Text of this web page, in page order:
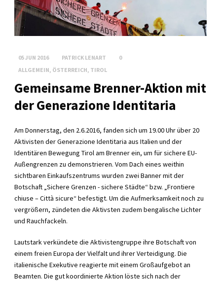
05 JUN 2016 PATRICK LENART
0
ALLGEMEIN ÖSTERREICH TIROL
Gemeinsame Brenner-Aktion mit
der Generazione Identitaria
Am Donnerstag, den 2.6.2016, fanden sich um 19.00 Uhr über 20
Aktivisten der Generazione Identitaria aus Italien und der
Identitären Bewegung Tirol am Brenner ein, um für sichere EU-
Außengrenzen zu demonstrieren. Vom Dach eines weithin
sichtbaren Einkaufszentrums wurden zwei Banner mit der
Botschaft „Sichere Grenzen - sichere Städte“ bzw. „Frontiere
chiuse – Città sicure“ befestigt. Um die Aufmerksamkeit noch zu
vergrößern, zündeten die Aktivsten zudem bengalische Lichter
und Rauchfackeln.
Lautstark verkündete die Aktivistengruppe ihre Botschaft von
einem freien Europa der Vielfalt und ihrer Verteidigung. Die
italienische Exekutive reagierte mit einem Großaufgebot an
Beamten. Die gut koordinierte Aktion löste sich nach der